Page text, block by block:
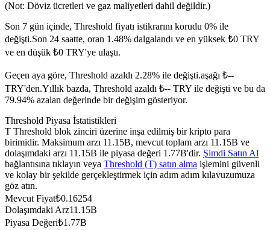
USDC Vadeli İşlemleri
USDC'yi teminat olarak kullanan vadeli işlemler
Kopya Ticaret
(Not: Döviz ücretleri ve gaz maliyetleri dahil değildir.)
Son 7 gün içinde, Threshold fiyatı istikrarını korudu 0% ile
değişti.Son 24 saatte, oran 1.48% dalgalandı ve en yüksek ₺0 TRY
ve en düşük ₺0 TRY'ye ulaştı.
Geçen aya göre, Threshold azaldı 2.28% ile değişti.aşağı ₺--
TRY'den.Yıllık bazda, Threshold azaldı ₺-- TRY ile değişti ve bu da
79.94% azalan değerinde bir değişim gösteriyor.
Threshold Piyasa İstatistikleri
T Threshold blok zinciri üzerine inşa edilmiş bir kripto para
birimidir. Maksimum arzı 11.15B, mevcut toplam arzı 11.15B ve
dolaşımdaki arzı 11.15B ile piyasa değeri 1.77B'dir. Şimdi Satın Al
bağlantısına tıklayın veya Threshold (T) satın alma işlemini güvenli
ve kolay bir şekilde gerçekleştirmek için adım adım kılavuzumuza
göz atın.
Mevcut Fiyat₺0.16254
Dolaşımdaki Arz11.15B
Piyasa Değeri₺1.77B